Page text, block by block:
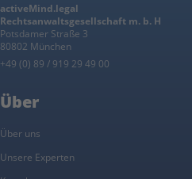
activeMind.legal
Rechtsanwaltsgesellschaft m. b. H
Potsdamer Straße 3
80802 München
+49 (0) 89 / 919 29 49 00
Über
Über uns
Unsere Experten